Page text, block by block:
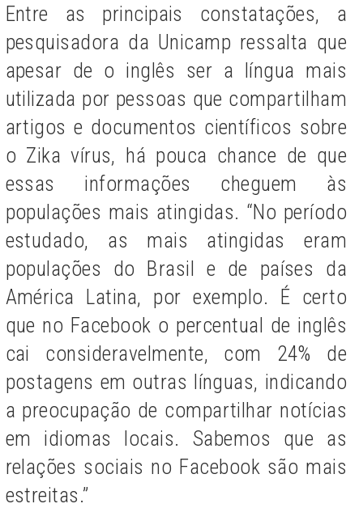
Entre as principais constatações, a
pesquisadora da Unicamp ressalta que
apesar de o inglês ser a língua mais
utilizada por pessoas que compartilham
artigos e documentos científicos sobre
o Zika vírus, há pouca chance de que
essas informações cheguem às
populações mais atingidas. “No período
estudado, as mais atingidas eram
populações do Brasil e de países da
América Latina, por exemplo. É certo
que no Facebook o percentual de inglês
cai consideravelmente, com 24% de
postagens em outras línguas, indicando
a preocupação de compartilhar notícias
em idiomas locais. Sabemos que as
relações sociais no Facebook são mais
estreitas.”